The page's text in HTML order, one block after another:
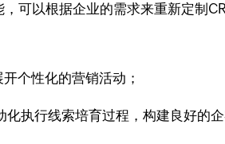
可以根据企业的需求来重新定制
个性化的营销活动；
执行线索培育过程，构建良好的企